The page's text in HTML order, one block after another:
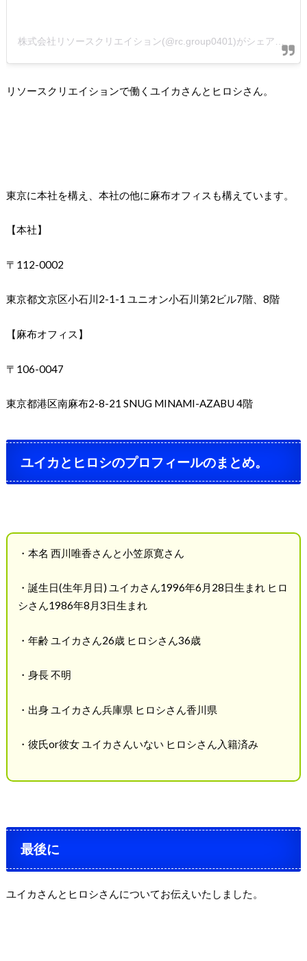
リソースクリエイションで働くユイカさんとヒロシさん。
東京に本社を構え、本社の他に麻布オフィスも構えています。
【本社】
〒112-0002
東京都文京区小石川2-1-1 ユニオン小石川第2ビル7階、8階
【麻布オフィス】
〒106-0047
東京都港区南麻布2-8-21 SNUG MINAMI-AZABU 4階
ユイカとヒロシのプロフィールのまとめ。
・本名 西川唯香さんと小笠原寛さん
・誕生日(生年月日) ユイカさん1996年6月28日生まれ ヒロ
シさん1986年8月3日生まれ
・年齢 ユイカさん26歳 ヒロシさん36歳
・身長 不明
・出身 ユイカさん兵庫県 ヒロシさん香川県
・彼氏or彼女 ユイカさんいない ヒロシさん入籍済み
最後に
ユイカさんとヒロシさんについてお伝えいたしました。